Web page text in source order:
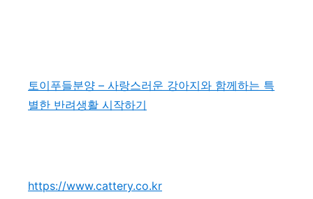
토이푸들분양 – 사랑스러운 강아지와 함께하는 특
별한 반려생활 시작하기
https://www.cattery.co.kr